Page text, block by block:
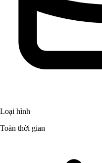
Loại hình
Toàn thời gian